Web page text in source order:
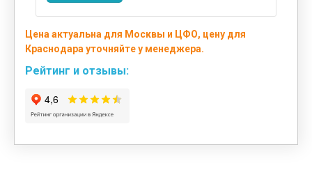
Цена актуальна для Москвы и ЦФО, цену для
Краснодара уточняйте у менеджера.
Рейтинг и отзывы: